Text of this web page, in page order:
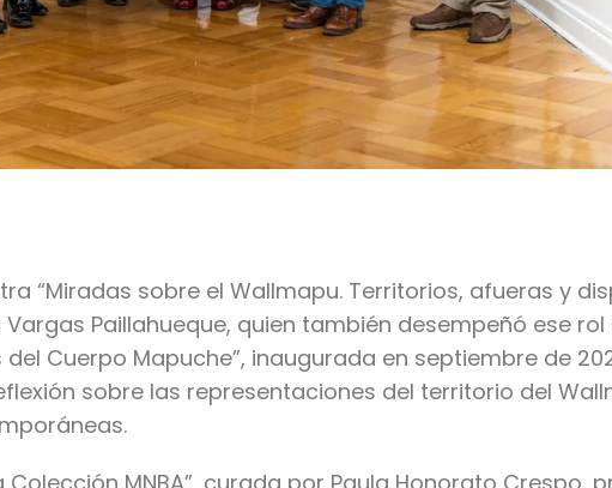
“Miradas sobre el Wallmapu. Territorios, afueras y
Paillahueque, quien también desempeñó ese rol
Cuerpo Mapuche”, inaugurada en septiembre de
sobre las representaciones del territorio del